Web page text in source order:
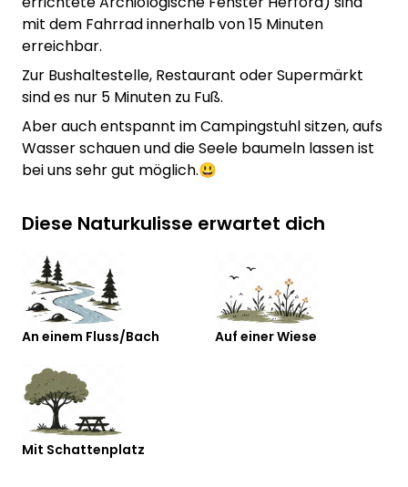
mit dem Fahrrad innerhalb von 15 Minuten
erreichbar.
Zur Bushaltestelle, Restaurant oder Supermärkt
sind es nur 5 Minuten zu Fuß.
Aber auch entspannt im Campingstuhl sitzen, aufs
Wasser schauen und die Seele baumeln lassen ist
bei uns sehr gut möglich.😃
Diese Naturkulisse erwartet dich
An einem Fluss/Bach Auf einer Wiese
Mit Schattenplatz